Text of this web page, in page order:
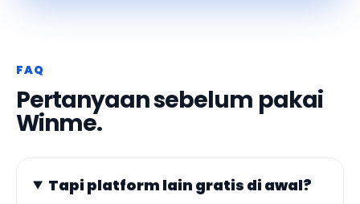
FAQ
Pertanyaan sebelum pakai
Winme.
Tapi platform lain gratis di awal?